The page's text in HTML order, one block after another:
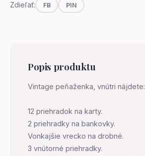
Zdieľať: FB PIN
Popis produktu
Vintage peňaženka, vnútri nájdete:
12 priehradok na karty.
2 priehradky na bankovky.
Vonkajšie vrecko na drobné.
3 vnútorné priehradky.